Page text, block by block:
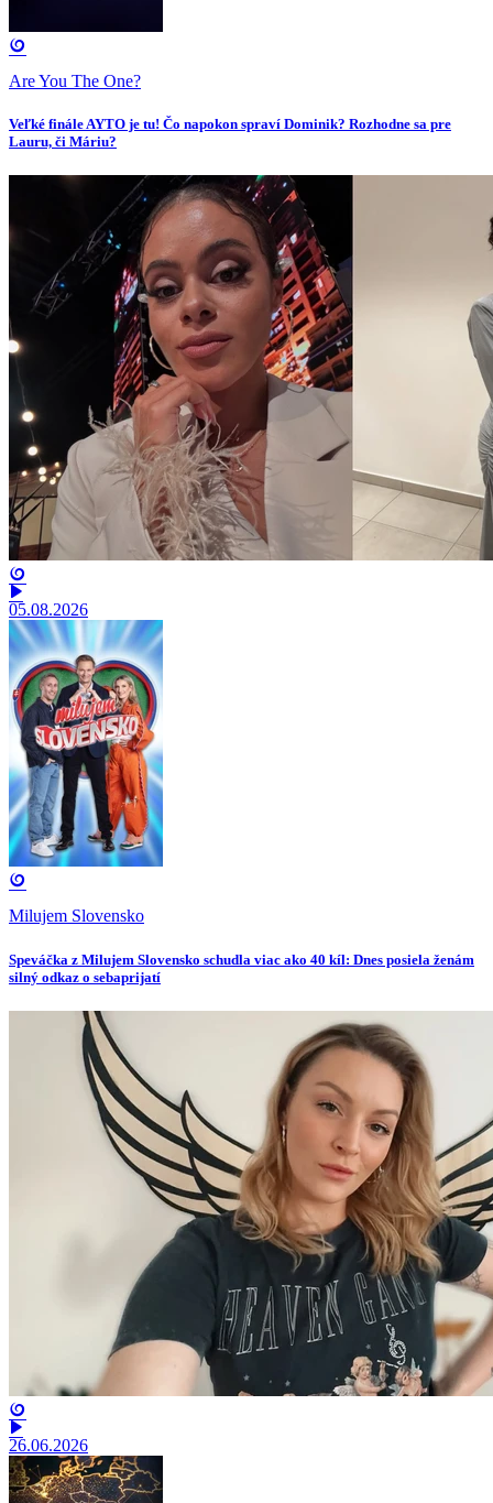
Are You The One?
Veľké finále AYTO je tu! Čo napokon spraví Dominik? Rozhodne sa pre
Lauru, či Máriu?
05.08.2026
Milujem Slovensko
Speváčka z Milujem Slovensko schudla viac ako 40 kíl: Dnes posiela ženám
silný odkaz o sebaprijatí
26.06.2026